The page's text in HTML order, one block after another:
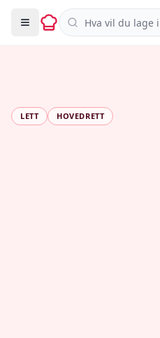
Søk i oppskrifter
LETT HOVEDRETT